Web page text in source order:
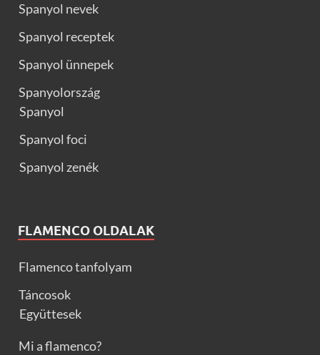
Spanyol nevek
Spanyol receptek
Spanyol ünnepek
Spanyolország
Spanyol
Spanyol foci
Spanyol zenék
FLAMENCO OLDALAK
Flamenco tanfolyam
Táncosok
Együttesek
Mi a flamenco?